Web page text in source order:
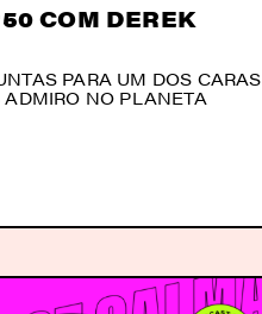
COM DEREK
PARA UM DOS CARAS
NO PLANETA